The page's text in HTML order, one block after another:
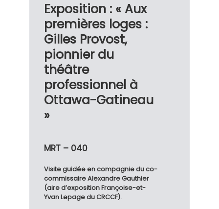
Exposition : « Aux
premières loges :
Gilles Provost,
pionnier du
théâtre
professionnel à
Ottawa-Gatineau
»
MRT – 040
Visite guidée en compagnie du co-
commissaire Alexandre Gauthier
(aire d’exposition Françoise-et-
Yvan Lepage du CRCCF).